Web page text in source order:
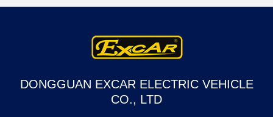
DONGGUAN EXCAR ELECTRIC VEHICLE
CO., LTD